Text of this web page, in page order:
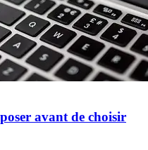
avant de choisir